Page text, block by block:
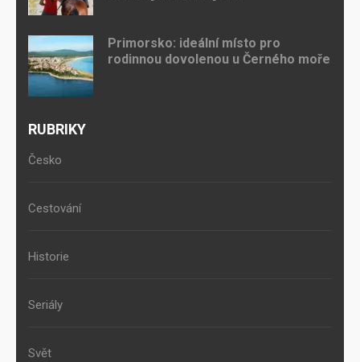
Primorsko: ideální místo pro
rodinnou dovolenou u Černého moře
RUBRIKY
Česko
Cestování
Historie
Seriály
Svět